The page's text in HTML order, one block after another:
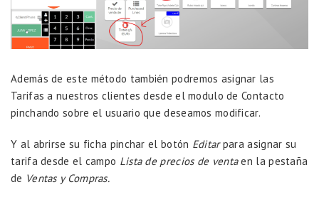
Además de este método también podremos asignar las
Tarifas a nuestros clientes desde el modulo de Contacto
pinchando sobre el usuario que deseamos modificar.
Y al abrirse su ficha pinchar el botón Editarpara asignar su
tarifa desde el campo Lista de precios de ventaen la pestaña
de Ventas y Compras.